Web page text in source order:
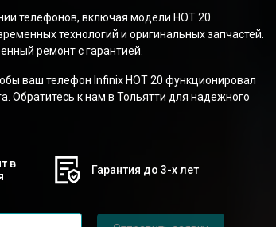
телефонов, включая модели HOT 20.
технологий и оригинальных запчастей.
ремонт с гарантией.
ваш телефон Infinix HOT 20 функционировал
Обратитесь к нам в Тольятти для надежного
в
Гарантия до 3-х лет